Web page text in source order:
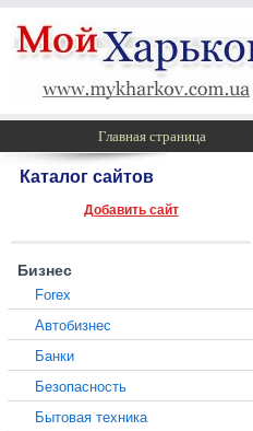
Главная страница
Каталог сайтов
Добавить сайт
Бизнес
Forex
Автобизнес
Банки
Безопасность
Бытовая техника